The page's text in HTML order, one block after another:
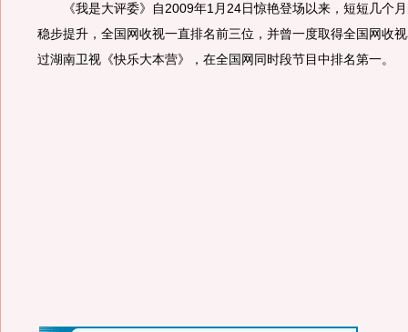
《我是大评委》自2009年1月24日惊艳登场以来，短短几个月
稳步提升，全国网收视一直排名前三位，并曾一度取得全国网收
过湖南卫视《快乐大本营》，在全国网同时段节目中排名第一。